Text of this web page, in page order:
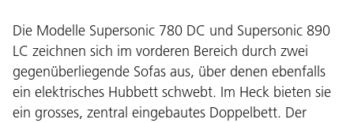
Die Modelle Supersonic 780 DC und Supersonic 890
LC zeichnen sich im vorderen Bereich durch zwei
gegenüberliegende Sofas aus, über denen ebenfalls
ein elektrisches Hubbett schwebt. Im Heck bieten sie
ein grosses, zentral eingebautes Doppelbett. Der